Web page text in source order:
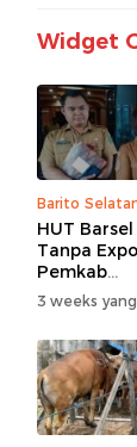
Widget
Barito
HUT
Tanpa
Pemkab
Prioritaskan
dan
3 weeks